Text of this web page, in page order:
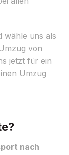
wähle uns als
von
jetzt für ein
Umzug
nach